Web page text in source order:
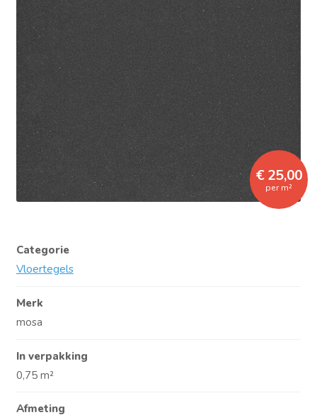
€ 25,00
per m²
Categorie
Vloertegels
Merk
mosa
In verpakking
0,75 m²
Afmeting